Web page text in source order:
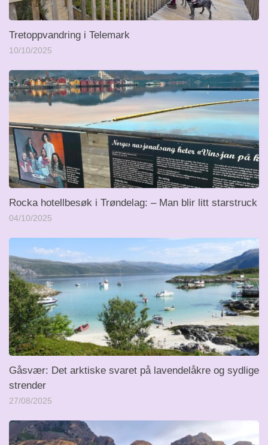
Tretoppvandring i Telemark
10/10/2025
Rocka hotellbesøk i Trøndelag: – Man blir litt starstruck
04/10/2025
Gåsvær: Det arktiske svaret på lavendelåkre og sydlige
strender
27/08/2025